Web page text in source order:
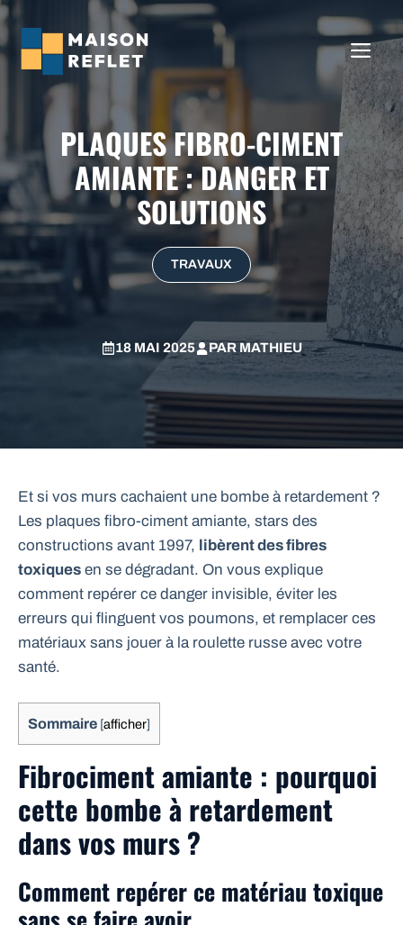
Aller
contenu
PLAQUES FIBRO-CIMENT
AMIANTE : DANGER ET
SOLUTIONS
TRAVAUX
18 MAI 2025 PARMATHIEU
Et si vos murs cachaient une bombe à retardement ?
Les plaques fibro-ciment amiante, stars des
constructions avant 1997, libèrent des fibres
toxiques en se dégradant. On vous explique
comment repérer ce danger invisible, éviter les
erreurs qui flinguent vos poumons, et remplacer ces
matériaux sans jouer à la roulette russe avec votre
santé.
Sommaire [afficher]
Fibrociment amiante : pourquoi
cette bombe à retardement
dans vos murs ?
Comment repérer ce matériau toxique